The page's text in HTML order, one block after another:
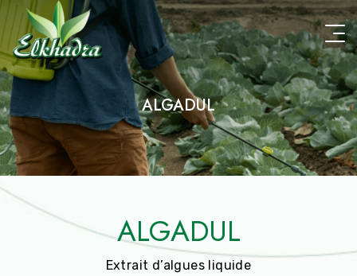
Aller
au
contenu
principal
ALGADUL
ALGADUL
Extrait d’algues liquide